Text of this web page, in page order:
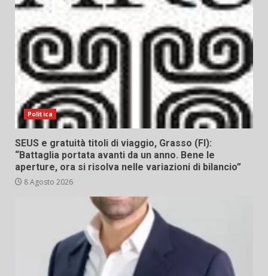
Politica
SEUS e gratuità titoli di viaggio, Grasso (FI):
“Battaglia portata avanti da un anno. Bene le
aperture, ora si risolva nelle variazioni di bilancio”
8 Agosto 2026